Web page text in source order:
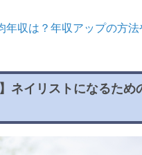
年収は？年収アップの方法
ネイリストになるため